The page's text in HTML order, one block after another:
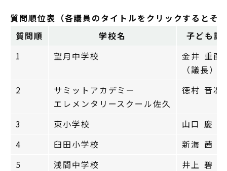
質問順位表（各議員のタイトルをクリックするとそ
質問順
学校名
子ども議
1
望月中学校
金井 重直
（議長）
2
サミットアカデミー
エレメンタリースクール佐久
徳村 音凛
3 東小学校
山口 慶
4
臼田小学校
新海 茜
5
浅間中学校
井上 碧